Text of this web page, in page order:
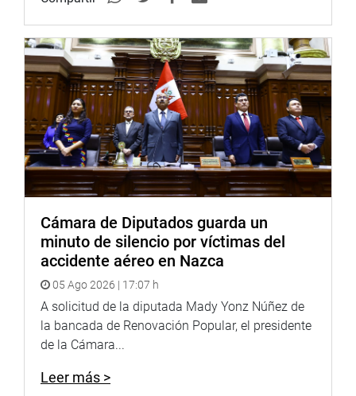
Tampoco prosperó la admisión a debate de la otra
moción de interpelación (N° 9775) al ministro de Energía
y Minas, esta vez sobre los hechos derivados del
otorgamiento de licencia del proyecto minero Tía María
(que se encuentra suspendido).
La sustentación estuvo a cargo del congresista
Hernando Cevallos y la oposición de su admisión a cargo
del congresista Sergio Dávila. La votación tuvo 24 votos a
favor, 35 en contra y 36 abstenciones. Se requerían 36
votos a favor, un tercio del número de congresistas
hábiles (presentes).
La sesión del Pleno se levantó a las 7:48 pm.
Estuvo bajo la dirección de la primera vicepresidenta
Karina Beteta.
Cámara de Diputados guarda un
minuto de silencio por víctimas del
accidente aéreo en Nazca
05 Ago 2026 | 17:07 h
A solicitud de la diputada Mady Yonz Núñez de
la bancada de Renovación Popular, el presidente
de la Cámara...
Leer más >